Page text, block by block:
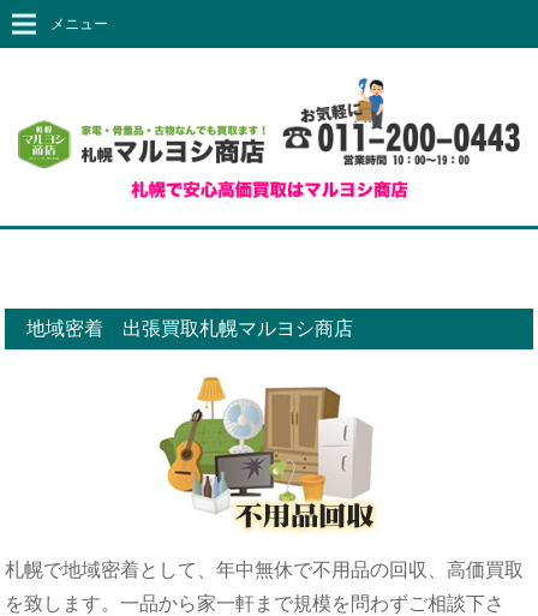
メニュー
地域密着 出張買取札幌マルヨシ商店
札幌で地域密着として、年中無休で不用品の回収、高価買取
を致します。一品から家一軒まで規模を問わずご相談下さ